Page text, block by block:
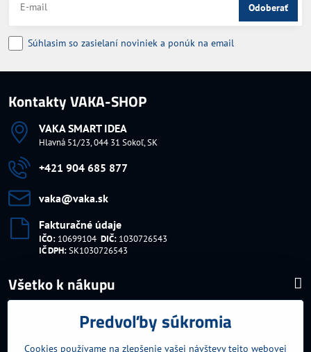
Odoberať
Súhlasim so zasielaní noviniek a ponúk na email
Kontakty VAKA-SHOP
VAKA SMART IDEA
Hlavná 51/23, 044 31 Sokoľ, SK
+421 904 685 877
vaka​@vaka​.sk
Fakturačné údaje
IČO: 10699104 DIČ: 1030726543
IČ DPH:SK1030726543
Všetko k nákupu
Najnavštevovanejšie kategórie
Predvoľby súkromia
Cookies používame na zlepšenie vašej návštevy tejto webovej